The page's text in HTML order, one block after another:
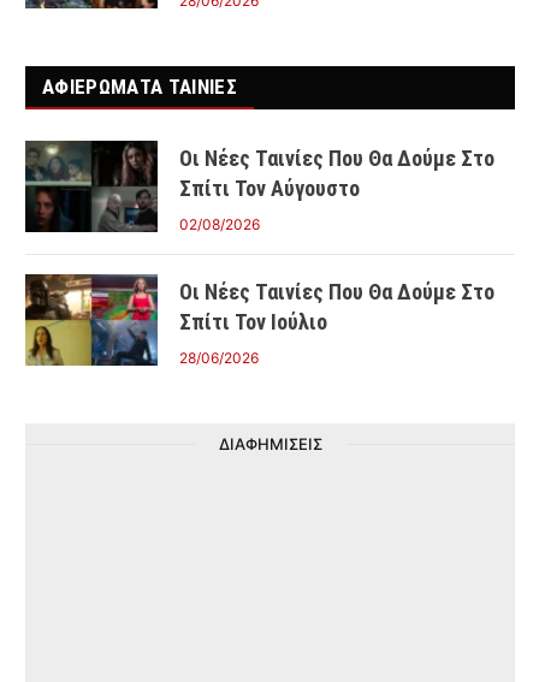
ΑΦΙΕΡΩΜΑΤΑ ΤΑΙΝΊΕΣ
Οι Νέες Ταινίες Που Θα Δούμε Στο
Σπίτι Τον Αύγουστο
02/08/2026
Οι Νέες Ταινίες Που Θα Δούμε Στο
Σπίτι Τον Ιούλιο
28/06/2026
ΔΙΑΦΗΜΙΣΕΙΣ